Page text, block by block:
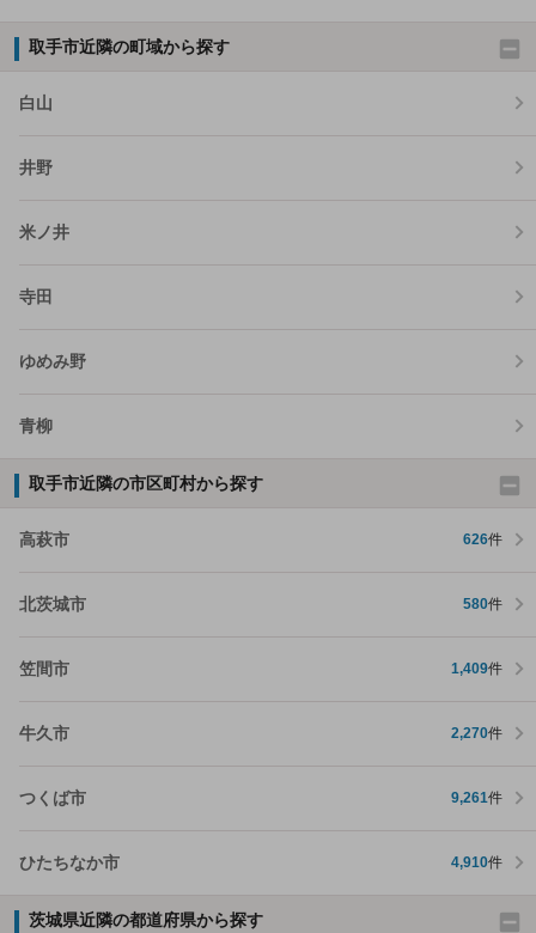
取手市近隣の町域から探す
白山
井野
米ノ井
寺田
ゆめみ野
青柳
取手市近隣の市区町村から探す
高萩市 626件
北茨城市 580件
笠間市 1,409件
牛久市 2,270件
つくば市 9,261件
ひたちなか市 4,910件
茨城県近隣の都道府県から探す